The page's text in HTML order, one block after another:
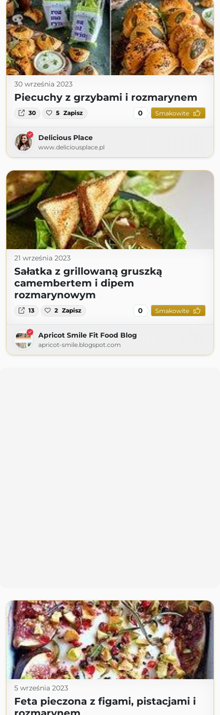
30 września 2023
Piecuchy z grzybami i rozmarynem
30 5 Zapisz 0 Smakowite
Delicious Place
www.deliciousplace.pl
21 września 2023
Sałatka z grillowaną gruszką
camembertem i dipem
rozmarynowym
13 2 Zapisz 0 Smakowite
Apricot Smile Fit Food Blog
apricot-smile.blogspot.com
5 września 2023
Feta pieczona z figami, pistacjami i